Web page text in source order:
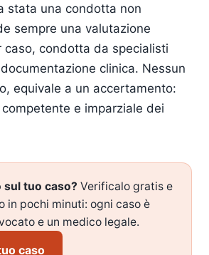
stata una condotta non
sempre una valutazione
caso, condotta da specialisti
clinica. Nessun
equivale a un accertamento:
e imparziale dei
sul tuo caso? Verificalo gratis e
in pochi minuti: ogni caso è
e un medico legale.
caso